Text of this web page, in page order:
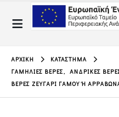
ΑΡΧΙΚΉ
ΚΑΤΆΣΤΗΜΑ
ΓΑΜΉΛΙΕΣ ΒΈΡΕΣ, ΑΝΔΡΙΚΈΣ
ΒΈΡΕΣ ΖΕΥΓΆΡΙ ΓΆΜΟΥ Ή ΑΡΡΑΒΏΝΑ